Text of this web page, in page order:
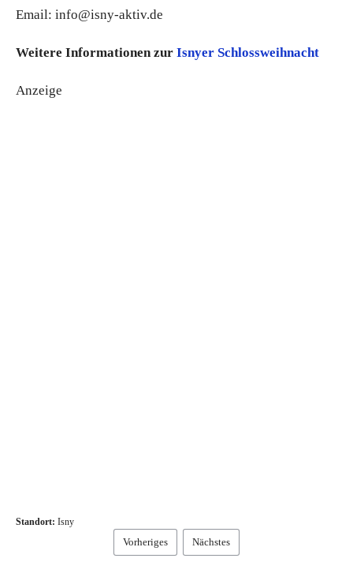
Email: info@isny-aktiv.de
Weitere Informationen zur Isnyer Schlossweihnacht
Anzeige
Standort: Isny
Vorheriges Nächstes